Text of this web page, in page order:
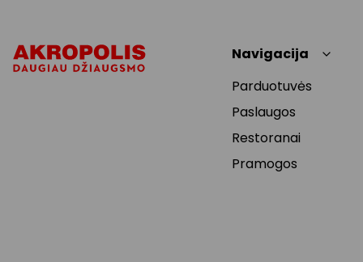
Navigacija
Parduotuvės
Paslaugos
Restoranai
Pramogos